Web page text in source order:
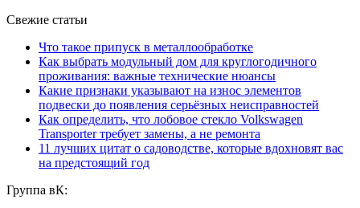
Свежие статьи
Что такое припуск в металлообработке
Как выбрать модульный дом для круглогодичного
проживания: важные технические нюансы
Какие признаки указывают на износ элементов
подвески до появления серьёзных неисправностей
Как определить, что лобовое стекло Volkswagen
Transporter требует замены, а не ремонта
11 лучших цитат о садоводстве, которые вдохновят вас
на предстоящий год
Группа вК: